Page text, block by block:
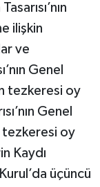
ilişkin
ve
Genel
tezkeresi oy
Genel
tezkeresi oy
Kaydı
üçüncü